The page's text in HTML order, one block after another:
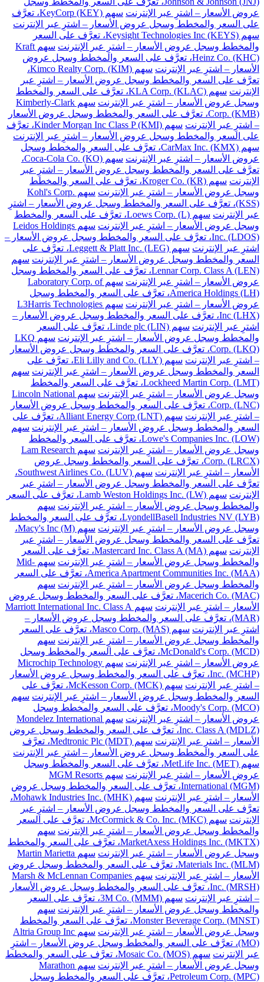
عروض الأسعار – اشترِ عبر الإنترنت
سهم KeyCorp (KEY)، تعرَّف
على السعر والمخطط وسجل عروض الأسعار – اشترِ عبر الإنترنت
سهم Keysight Technologies Inc (KEYS)، تعرَّف على السعر
والمخطط وسجل عروض الأسعار – اشترِ عبر الإنترنت
سهم Kraft
Heinz Co. (KHC)، تعرَّف على السعر والمخطط وسجل عروض
الأسعار – اشترِ عبر الإنترنت
سهم Kimco Realty Corp. (KIM)،
تعرَّف على السعر والمخطط وسجل عروض الأسعار – اشترِ عبر
الإنترنت
سهم KLA Corp. (KLAC)، تعرَّف على السعر والمخطط
وسجل عروض الأسعار – اشترِ عبر الإنترنت
سهم Kimberly-Clark
Corp. (KMB)، تعرَّف على السعر والمخطط وسجل عروض الأسعار
– اشترِ عبر الإنترنت
سهم Kinder Morgan Inc Class P (KMI)، تعرَّف
على السعر والمخطط وسجل عروض الأسعار – اشترِ عبر الإنترنت
سهم CarMax Inc. (KMX)، تعرَّف على السعر والمخطط وسجل
عروض الأسعار – اشترِ عبر الإنترنت
سهم Coca-Cola Co. (KO)،
تعرَّف على السعر والمخطط وسجل عروض الأسعار – اشترِ عبر
الإنترنت
سهم Kroger Co. (KR)، تعرَّف على السعر والمخطط
وسجل عروض الأسعار – اشترِ عبر الإنترنت
سهم Kohl's Corp.
(KSS)، تعرَّف على السعر والمخطط وسجل عروض الأسعار – اشترِ
عبر الإنترنت
سهم Loews Corp. (L)، تعرَّف على السعر والمخطط
وسجل عروض الأسعار – اشترِ عبر الإنترنت
سهم Leidos Holdings
Inc. (LDOS)، تعرَّف على السعر والمخطط وسجل عروض الأسعار –
اشترِ عبر الإنترنت
سهم Leggett & Platt Inc. (LEG)، تعرَّف على
السعر والمخطط وسجل عروض الأسعار – اشترِ عبر الإنترنت سهم
Lennar Corp. Class A (LEN)، تعرَّف على السعر والمخطط وسجل
عروض الأسعار – اشترِ عبر الإنترنت
سهم Laboratory Corp. of
America Holdings (LH)، تعرَّف على السعر والمخطط وسجل
عروض الأسعار – اشترِ عبر الإنترنت
سهم L3Harris Technologies
Inc (LHX)، تعرَّف على السعر والمخطط وسجل عروض الأسعار –
اشترِ عبر الإنترنت
سهم Linde plc (LIN)، تعرَّف على السعر
والمخطط وسجل عروض الأسعار – اشترِ عبر الإنترنت
سهم LKQ
Corp. (LKQ)، تعرَّف على السعر والمخطط وسجل عروض الأسعار
– اشترِ عبر الإنترنت
سهم Eli Lilly and Co. (LLY)، تعرَّف على
السعر والمخطط وسجل عروض الأسعار – اشترِ عبر الإنترنت سهم
Lockheed Martin Corp. (LMT)، تعرَّف على السعر والمخطط
وسجل عروض الأسعار – اشترِ عبر الإنترنت
سهم Lincoln National
Corp. (LNC)، تعرَّف على السعر والمخطط وسجل عروض الأسعار
– اشترِ عبر الإنترنت
سهم Alliant Energy Corp (LNT)، تعرَّف على
السعر والمخطط وسجل عروض الأسعار – اشترِ عبر الإنترنت سهم
Lowe's Companies Inc. (LOW)، تعرَّف على السعر والمخطط
وسجل عروض الأسعار – اشترِ عبر الإنترنت
سهم Lam Research
Corp. (LRCX)، تعرَّف على السعر والمخطط وسجل عروض
الأسعار – اشترِ عبر الإنترنت
سهم Southwest Airlines Co. (LUV)،
تعرَّف على السعر والمخطط وسجل عروض الأسعار – اشترِ عبر
الإنترنت
سهم Lamb Weston Holdings Inc. (LW)، تعرَّف على السعر
والمخطط وسجل عروض الأسعار – اشترِ عبر الإنترنت سهم
LyondellBasell Industries NV (LYB)، تعرَّف على السعر والمخطط
وسجل عروض الأسعار – اشترِ عبر الإنترنت
سهم Macy's Inc (M)،
تعرَّف على السعر والمخطط وسجل عروض الأسعار – اشترِ عبر
الإنترنت
سهم Mastercard Inc. Class A (MA)، تعرَّف على السعر
والمخطط وسجل عروض الأسعار – اشترِ عبر الإنترنت
سهم Mid-
America Apartment Communities Inc. (MAA)، تعرَّف على السعر
والمخطط وسجل عروض الأسعار – اشترِ عبر الإنترنت سهم
Macerich Co. (MAC)، تعرَّف على السعر والمخطط وسجل عروض
الأسعار – اشترِ عبر الإنترنت
سهم Marriott International Inc. Class A
(MAR)، تعرَّف على السعر والمخطط وسجل عروض الأسعار –
اشترِ عبر الإنترنت
سهم Masco Corp. (MAS)، تعرَّف على السعر
والمخطط وسجل عروض الأسعار – اشترِ عبر الإنترنت سهم
McDonald's Corp. (MCD)، تعرَّف على السعر والمخطط وسجل
عروض الأسعار – اشترِ عبر الإنترنت
سهم Microchip Technology
Inc. (MCHP)، تعرَّف على السعر والمخطط وسجل عروض الأسعار
– اشترِ عبر الإنترنت
سهم McKesson Corp. (MCK)، تعرَّف على
السعر والمخطط وسجل عروض الأسعار – اشترِ عبر الإنترنت سهم
Moody's Corp. (MCO)، تعرَّف على السعر والمخطط وسجل
عروض الأسعار – اشترِ عبر الإنترنت
سهم Mondelez International
Inc. Class A (MDLZ)، تعرَّف على السعر والمخطط وسجل عروض
الأسعار – اشترِ عبر الإنترنت
سهم Medtronic Plc (MDT)، تعرَّف
على السعر والمخطط وسجل عروض الأسعار – اشترِ عبر الإنترنت
سهم MetLife Inc. (MET)، تعرَّف على السعر والمخطط وسجل
عروض الأسعار – اشترِ عبر الإنترنت
سهم MGM Resorts
International (MGM)، تعرَّف على السعر والمخطط وسجل عروض
الأسعار – اشترِ عبر الإنترنت
سهم Mohawk Industries Inc. (MHK)،
تعرَّف على السعر والمخطط وسجل عروض الأسعار – اشترِ عبر
الإنترنت
سهم McCormick & Co. Inc. (MKC)، تعرَّف على السعر
والمخطط وسجل عروض الأسعار – اشترِ عبر الإنترنت سهم
MarketAxess Holdings Inc. (MKTX)، تعرَّف على السعر والمخطط
وسجل عروض الأسعار – اشترِ عبر الإنترنت
سهم Martin Marietta
Materials Inc. (MLM)، تعرَّف على السعر والمخطط وسجل عروض
الأسعار – اشترِ عبر الإنترنت
سهم Marsh & McLennan Companies
Inc. (MRSH)، تعرَّف على السعر والمخطط وسجل عروض الأسعار
– اشترِ عبر الإنترنت
سهم 3M Co. (MMM)، تعرَّف على السعر
والمخطط وسجل عروض الأسعار – اشترِ عبر الإنترنت سهم
Monster Beverage Corp. (MNST)، تعرَّف على السعر والمخطط
وسجل عروض الأسعار – اشترِ عبر الإنترنت
سهم Altria Group Inc
(MO)، تعرَّف على السعر والمخطط وسجل عروض الأسعار – اشترِ
عبر الإنترنت
سهم Mosaic Co. (MOS)، تعرَّف على السعر والمخطط
وسجل عروض الأسعار – اشترِ عبر الإنترنت
سهم Marathon
Petroleum Corp. (MPC)، تعرَّف على السعر والمخطط وسجل